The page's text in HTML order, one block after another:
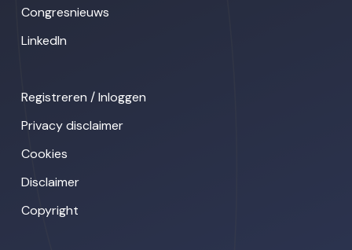
Congresnieuws
LinkedIn
Registreren / Inloggen
Privacy disclaimer
Cookies
Disclaimer
Copyright